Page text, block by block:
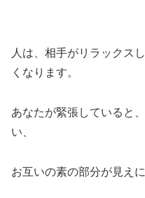
人は、相手がリラックス
くなります。
あなたが緊張していると
い、
お互いの素の部分が見え